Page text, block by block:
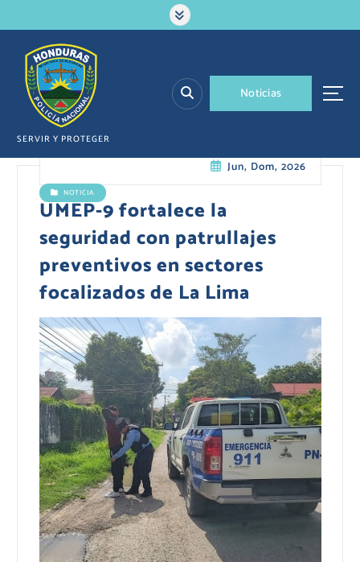
a
SERVIR Y PROTEGER
Noticias
Jun, Dom, 2026
NOTICIA
UMEP-9 fortalece la
seguridad con patrullajes
preventivos en sectores
focalizados de La Lima